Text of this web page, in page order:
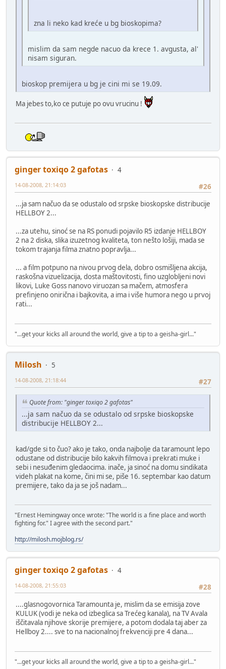
zna li neko kad kreće u bg bioskopima?
mislim da sam negde nacuo da krece 1. avgusta, al'
nisam siguran.
bioskop premijera u bg je cini mi se 19.09.
Ma jebes to,ko ce putuje po ovu vrucinu !
ginger toxiqo 2 gafotas
4
#26
14-08-2008, 21:14:03
...ja sam načuo da se odustalo od srpske bioskopske distribucije
HELLBOY 2...
...za utehu, sinoć se na RS ponudi pojavilo R5 izdanje HELLBOY
2 na 2 diska, slika izuzetnog kvaliteta, ton nešto lošiji, mada se
tokom trajanja filma znatno popravlja...
... a film potpuno na nivou prvog dela, dobro osmišljena akcija,
raskošna vizuelizacija, dosta maštovitosti, fino uzglobljeni novi
likovi, Luke Goss nanovo viruozan sa mačem, atmosfera
prefinjeno onirična i bajkovita, a ima i više humora nego u prvoj
rati...
"...get your kicks all around the world, give a tip to a geisha-girl..."
Milosh
5
#27
14-08-2008, 21:18:44
Quote from: "ginger toxiqo 2 gafotas"
...ja sam načuo da se odustalo od srpske bioskopske
distribucije HELLBOY 2...
kad/gde si to čuo? ako je tako, onda najbolje da taramount lepo
odustane od distribucije bilo kakvih filmova i prekrati muke i
sebi i nesuđenim gledaocima. inače, ja sinoć na domu sindikata
videh plakat na kome, čini mi se, piše 16. septembar kao datum
premijere, tako da ja se još nadam...
"Ernest Hemingway once wrote: "The world is a fine place and worth
fighting for." I agree with the second part."
http://milosh.mojblog.rs/
ginger toxiqo 2 gafotas
4
#28
14-08-2008, 21:55:03
....glasnogovornica Taramounta je, mislim da se emisija zove
KULUK (vodi je neka od izbeglica sa Trećeg kanala), na TV Avala
iščitavala njihove skorije premijere, a potom dodala taj aber za
Hellboy 2.... sve to na nacionalnoj frekvenciji pre 4 dana...
"...get your kicks all around the world, give a tip to a geisha-girl..."